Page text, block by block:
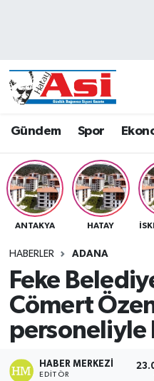
Gündem Spor
ANTAKYA HATAY
HABERLER ADANA
Feke
Cömert
personeliyle
HABER MERKEZI
EDITÖR
Dünya
Eğitim
Ekonomi
Gündem
Sağlık
Siyaset
Hava Durumu
Namaz Vakitleri
Trafik Durumu
Süper Lig Puan
Son Dakika Haberleri
Haber Arşivi